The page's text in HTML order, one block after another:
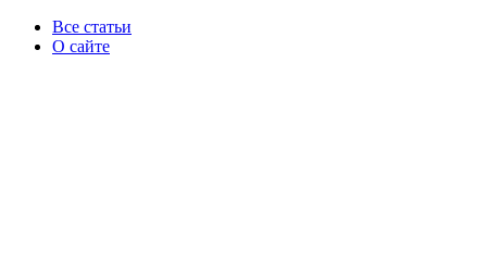
Все статьи
О сайте